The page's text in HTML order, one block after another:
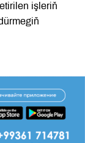
işleriň